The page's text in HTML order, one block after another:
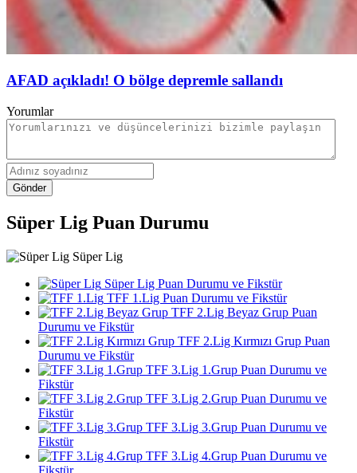
AFAD açıkladı! O bölge depremle sallandı
Yorumlar
Gönder
Süper Lig Puan Durumu
Süper Lig
Süper Lig Puan Durumu ve Fikstür
TFF 1.Lig Puan Durumu ve Fikstür
TFF 2.Lig Beyaz Grup Puan
Durumu ve Fikstür
TFF 2.Lig Kırmızı Grup Puan
Durumu ve Fikstür
TFF 3.Lig 1.Grup Puan Durumu ve
Fikstür
TFF 3.Lig 2.Grup Puan Durumu ve
Fikstür
TFF 3.Lig 3.Grup Puan Durumu ve
Fikstür
TFF 3.Lig 4.Grup Puan Durumu ve
Fikstür